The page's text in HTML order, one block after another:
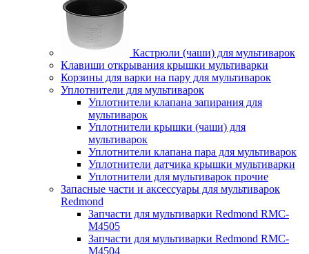
Кастрюли (чаши) для мультиварок
Клавиши открывания крышки мультиварки
Корзины для варки на пару для мультиварок
Уплотнители для мультиварок
Уплотнители клапана запирания для
мультиварок
Уплотнители крышки (чаши) для
мультиварок
Уплотнители клапана пара для мультиварок
Уплотнители датчика крышки мультиварки
Уплотнители для мультиварок прочие
Запасные части и аксессуары для мультиварок
Redmond
Запчасти для мультиварки Redmond RMC-
M4505
Запчасти для мультиварки Redmond RMC-
M4504